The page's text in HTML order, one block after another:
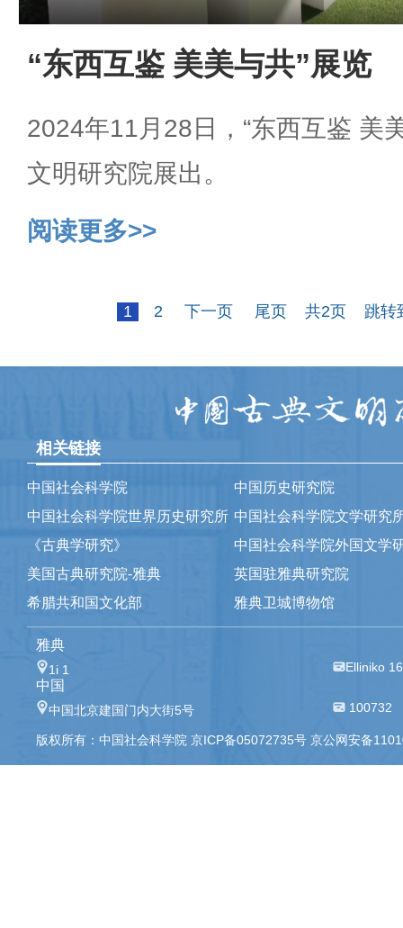
“东西互鉴 美美与共”展览
2024年11月28日，“东西互鉴 美
文明研究院展出。
阅读更多>>
1 2 下一页 尾页 共2页 跳转
相关链接
中国社会科学院
中国历史研究院
中国社会科学院世界历史研究所 中国社会科学院文学研究
《古典学研究》
中国社会科学院外国文学
美国古典研究院-雅典
英国驻雅典研究院
希腊共和国文化部
雅典卫城博物馆
雅典
1i 1 Elliniko
中国
中国北京建国门内大街5号 100732
版权所有：中国社会科学院 京ICP备05072735号 京公网安备